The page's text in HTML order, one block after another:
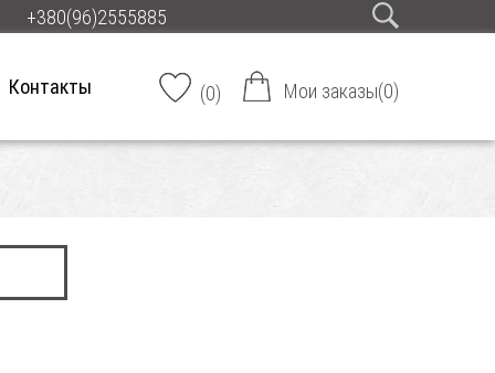
+380(96)2555885
Контакты (0) Мои заказы(0)